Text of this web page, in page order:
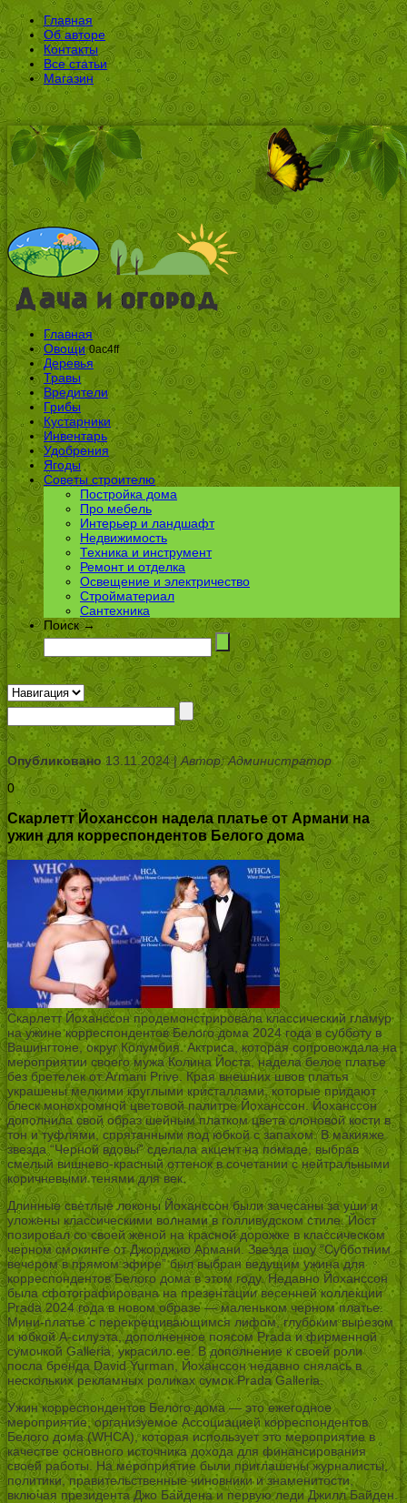
Главная
Об авторе
Контакты
Все статьи
Магазин
Главная
Овощи 0ac4ff
Деревья
Травы
Вредители
Грибы
Кустарники
Инвентарь
Удобрения
Ягоды
Советы строителю
Постройка дома
Про мебель
Интерьер и ландшафт
Недвижимость
Техника и инструмент
Ремонт и отделка
Освещение и электричество
Стройматериал
Сантехника
Поиск →
Опубликовано13.11.2024 | Автор: Администратор
0
Скарлетт Йоханссон надела платье от Армани на
ужин для корреспондентов Белого дома
Скарлетт Йоханссон продемонстрировала классический гламур
на ужине корреспондентов Белого дома 2024 года в субботу в
Вашингтоне, округ Колумбия. Актриса, которая сопровождала на
мероприятии своего мужа Колина Йоста, надела белое платье
без бретелек от Armani Prive. Края внешних швов платья
украшены мелкими круглыми кристаллами, которые придают
блеск монохромной цветовой палитре Йоханссон. Йоханссон
дополнила свой образ шейным платком цвета слоновой кости в
тон и туфлями, спрятанными под юбкой с запахом. В макияже
звезда “Черной вдовы” сделала акцент на помаде, выбрав
смелый вишнево-красный оттенок в сочетании с нейтральными
коричневыми тенями для век.
Длинные светлые локоны Йоханссон были зачесаны за уши и
уложены классическими волнами в голливудском стиле. Йост
позировал со своей женой на красной дорожке в классическом
черном смокинге от Джорджио Армани. Звезда шоу “Субботним
вечером в прямом эфире” был выбран ведущим ужина для
корреспондентов Белого дома в этом году. Недавно Йоханссон
была сфотографирована на презентации весенней коллекции
Prada 2024 года в новом образе — маленьком черном платье.
Мини-платье с перекрещивающимся лифом, глубоким вырезом
и юбкой А-силуэта, дополненное поясом Prada и фирменной
сумочкой Galleria, украсило ее. В дополнение к своей роли
посла бренда David Yurman, Йоханссон недавно снялась в
нескольких рекламных роликах сумок Prada Galleria.
Ужин корреспондентов Белого дома — это ежегодное
мероприятие, организуемое Ассоциацией корреспондентов
Белого дома (WHCA), которая использует это мероприятие в
качестве основного источника дохода для финансирования
своей работы. На мероприятие были приглашены журналисты,
политики, правительственные чиновники и знаменитости,
включая президента Джо Байдена и первую леди Джилл Байден.